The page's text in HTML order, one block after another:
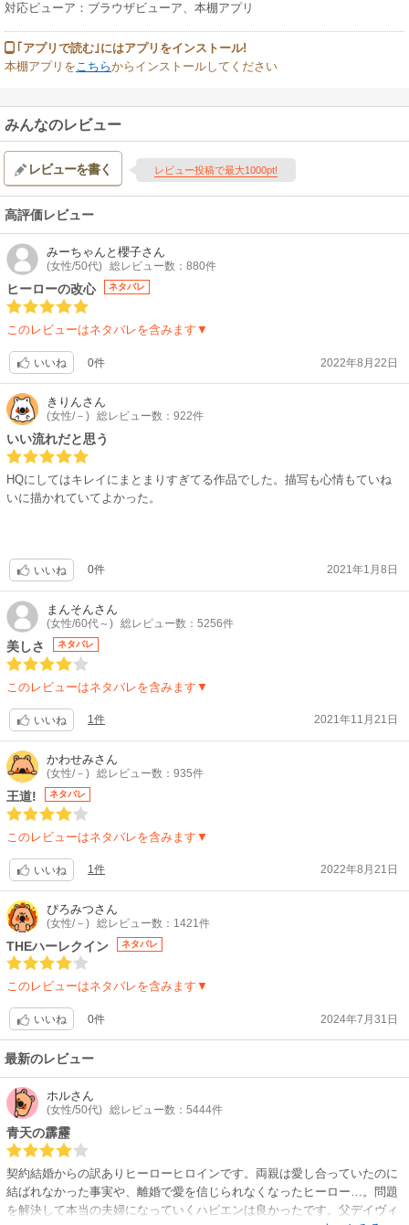
対応ビューア：ブラウザビューア、本棚アプリ
｢アプリで読む｣にはアプリをインストール!
本棚アプリをこちらからインストールしてください
みんなのレビュー
レビューを書く レビュー投稿で最大1000pt!
高評価レビュー
みーちゃんと櫻子さん
(女性/50代) 総レビュー数：880件
ヒーローの改心 ネタバレ
このレビューはネタバレを含みます▼
いいね 0件 2022年8月22日
きりんさん
(女性/－) 総レビュー数：922件
いい流れだと思う
HQにしてはキレイにまとまりすぎてる作品でした。描写も心情もていね
いに描かれていてよかった。
いいね 0件 2021年1月8日
まんそんさん
(女性/60代～) 総レビュー数：5256件
美しさ ネタバレ
このレビューはネタバレを含みます▼
いいね 1件 2021年11月21日
かわせみさん
(女性/－) 総レビュー数：935件
王道! ネタバレ
このレビューはネタバレを含みます▼
いいね 1件 2022年8月21日
ぴろみつさん
(女性/－) 総レビュー数：1421件
THEハーレクイン ネタバレ
このレビューはネタバレを含みます▼
いいね 0件 2024年7月31日
最新のレビュー
ホルさん
(女性/50代) 総レビュー数：5444件
青天の霹靂
契約結婚からの訳ありヒーローヒロインです。両親は愛し合っていたのに
結ばれなかった事実や、離婚で愛を信じられなくなったヒーロー…。問題
を解決して本当の夫婦になっていくハピエンは良かったです。父デイヴィ